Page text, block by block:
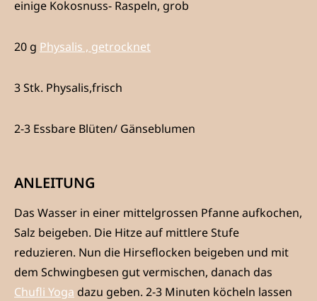
einige Kokosnuss- Raspeln, grob
20 g Physalis , getrocknet
3 Stk. Physalis,frisch
2-3 Essbare Blüten/ Gänseblumen
ANLEITUNG
Das Wasser in einer mittelgrossen Pfanne aufkochen,
Salz beigeben. Die Hitze auf mittlere Stufe
reduzieren. Nun die Hirseflocken beigeben und mit
dem Schwingbesen gut vermischen, danach das
Chufli Yoga dazu geben. 2-3 Minuten köcheln lassen